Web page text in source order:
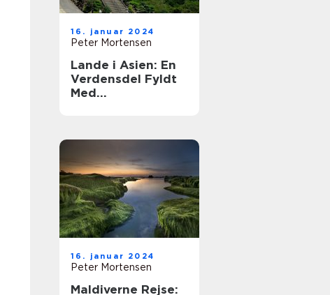
16. januar 2024
Peter Mortensen
Lande i Asien: En
Verdensdel Fyldt
Med
16. januar 2024
Peter Mortensen
Maldiverne Rejse: